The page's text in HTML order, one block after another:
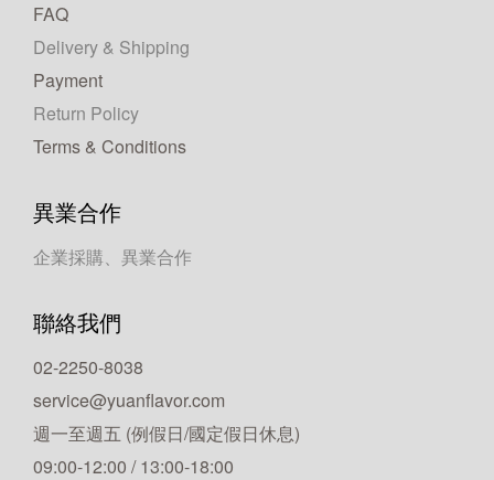
FAQ
Delivery & Shipping
Payment
Return Policy
Terms & Conditions
異業合作
企業採購、異業合作
聯絡我們
02-2250-8038
service@yuanflavor.com
週一至週五 (例假日/國定假日休息)
09:00-12:00 / 13:00-18:00